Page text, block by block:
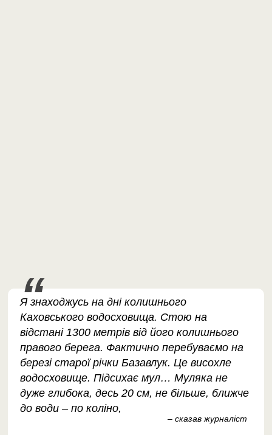
Я знаходжусь на дні колишнього
Каховського водосховища. Стою на
відстані 1300 метрів від його колишнього
правого берега. Фактично перебуваємо на
березі старої річки Базавлук. Це висохле
водосховище. Підсихає мул… Муляка не
дуже глибока, десь 20 см, не більше, ближче
до води – по коліно,
– сказав журналіст